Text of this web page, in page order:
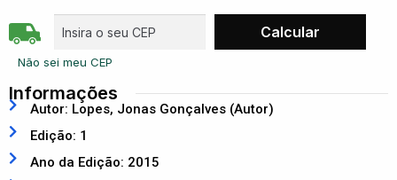
Não sei meu CEP
Informações
Autor: Lopes, Jonas Gonçalves (Autor)
Edição: 1
Ano da Edição: 2015